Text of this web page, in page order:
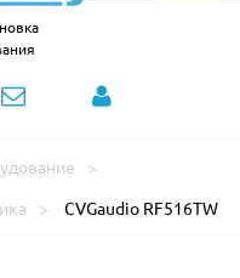
CVGaudio RF516TW